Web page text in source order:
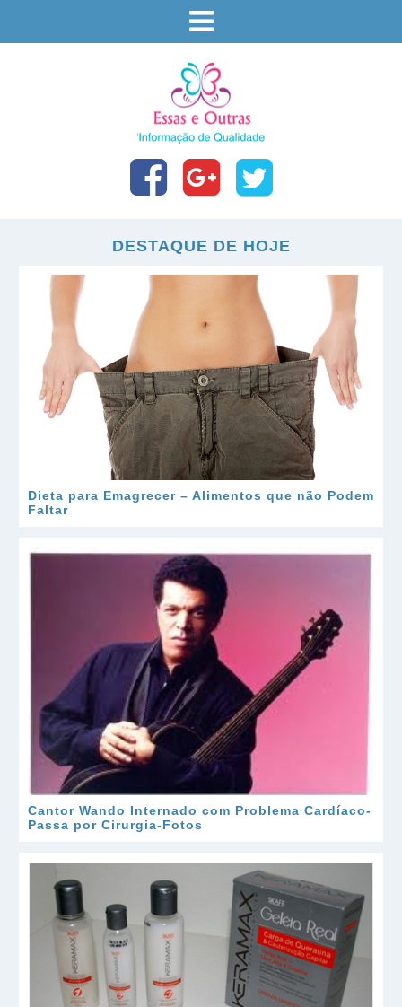
DESTAQUE DE HOJE
Dieta para Emagrecer – Alimentos que não Podem
Faltar
Cantor Wando Internado com Problema Cardíaco-
Passa por Cirurgia-Fotos